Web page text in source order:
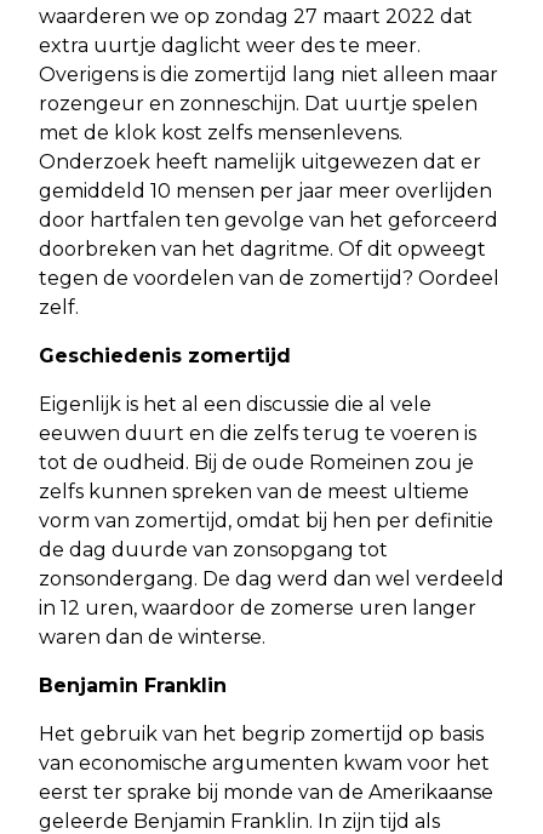
waarderen we op zondag 27 maart 2022 dat
extra uurtje daglicht weer des te meer.
Overigens is die zomertijd lang niet alleen maar
rozengeur en zonneschijn. Dat uurtje spelen
met de klok kost zelfs mensenlevens.
Onderzoek heeft namelijk uitgewezen dat er
gemiddeld 10 mensen per jaar meer overlijden
door hartfalen ten gevolge van het geforceerd
doorbreken van het dagritme. Of dit opweegt
tegen de voordelen van de zomertijd? Oordeel
zelf.
Geschiedenis zomertijd
Eigenlijk is het al een discussie die al vele
eeuwen duurt en die zelfs terug te voeren is
tot de oudheid. Bij de oude Romeinen zou je
zelfs kunnen spreken van de meest ultieme
vorm van zomertijd, omdat bij hen per definitie
de dag duurde van zonsopgang tot
zonsondergang. De dag werd dan wel verdeeld
in 12 uren, waardoor de zomerse uren langer
waren dan de winterse.
Benjamin Franklin
Het gebruik van het begrip zomertijd op basis
van economische argumenten kwam voor het
eerst ter sprake bij monde van de Amerikaanse
geleerde Benjamin Franklin. In zijn tijd als